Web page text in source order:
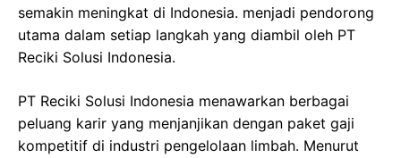
semakin meningkat di Indonesia. menjadi pendorong
utama dalam setiap langkah yang diambil oleh PT
Reciki Solusi Indonesia.
PT Reciki Solusi Indonesia menawarkan berbagai
peluang karir yang menjanjikan dengan paket gaji
kompetitif di industri pengelolaan limbah. Menurut